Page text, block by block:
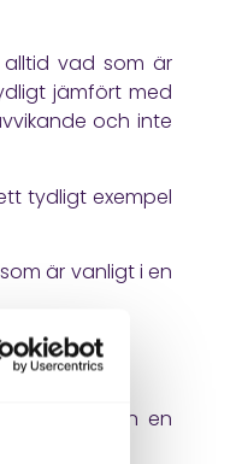
alltid vad som är
jämfört med
och inte
tydligt exempel
är vanligt i en
ibland kan en